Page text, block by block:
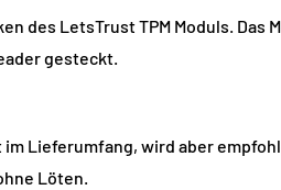
des LetsTrust TPM Moduls. Das
gesteckt.
im Lieferumfang, wird aber
Löten.